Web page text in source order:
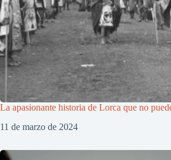
La apasionante historia de Lorca que no
11 de marzo de 2024